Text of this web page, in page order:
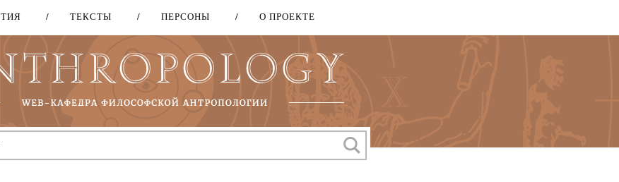
Перейти
основному
содержанию
ТЕКСТЫ ПЕРСОНЫ О ПРОЕКТЕ